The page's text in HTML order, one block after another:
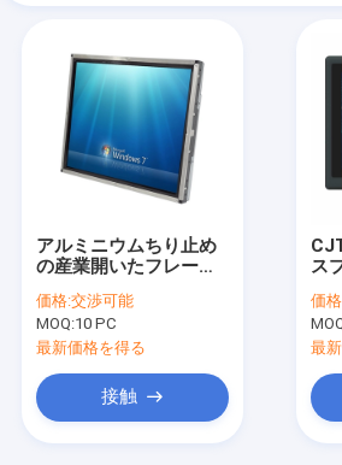
アルミニウムちり止め
の産業開いたフレーム
チDC 12V力
価格:交渉可能
MOQ:10 PC
最新価格を得る
接触
ス
面
価
最